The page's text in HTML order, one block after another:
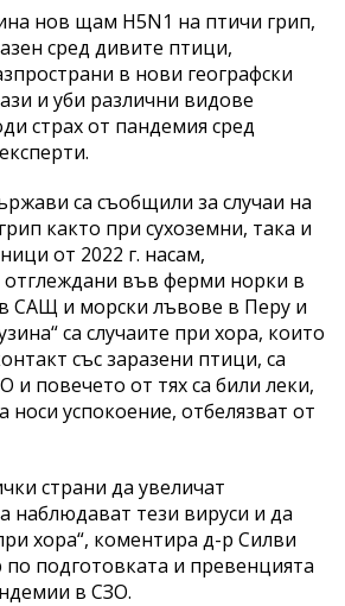
нов щам H5N1 на птичи грип,
сред дивите птици,
в нови географски
и уби различни видове
страх от пандемия сред
са съобщили за случаи на
както при сухоземни, така и
от 2022 г. насам,
във ферми норки в
САЩ и морски лъвове в Перу и
са случаите при хора, които
със заразени птици, са
и повечето от тях са били леки,
носи успокоение, отбелязват от
страни да увеличат
наблюдават тези вируси и да
хора“, коментира д-р Силви
подготовката и превенцията
в СЗО.